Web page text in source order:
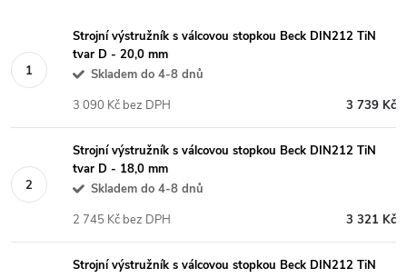
Strojní výstružník s válcovou stopkou Beck DIN212 TiN
tvar D - 20,0 mm
Skladem do 4-8 dnů
3 739 Kč
3 090 Kč bez DPH
Strojní výstružník s válcovou stopkou Beck DIN212 TiN
tvar D - 18,0 mm
Skladem do 4-8 dnů
3 321 Kč
2 745 Kč bez DPH
Strojní výstružník s válcovou stopkou Beck DIN212 TiN